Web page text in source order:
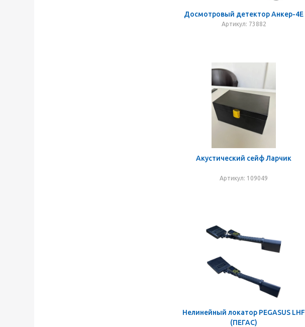
Досмотровый детектор Анкер-4Е
Артикул: 73882
Акустический сейф Ларчик
Артикул: 109049
Нелинейный локатор PEGASUS LHF
(ПЕГАС)